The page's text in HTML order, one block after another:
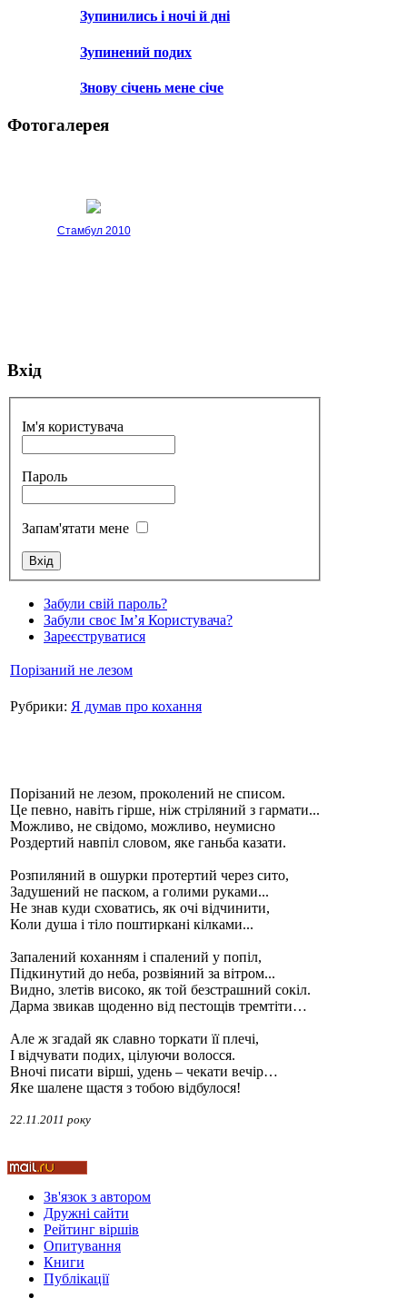
Зупинились і ночі й дні
Зупинений подих
Знову січень мене січе
Фотогалерея
Стамбул 2010
Стамбул 2010
Стамбул 2010
Стамбул 2010
Вхід
Ім'я користувача
Пароль
Запам'ятати мене
Забули свій пароль?
Забули своє Ім’я Користувача?
Зареєструватися
Порізаний не лезом
Рубрики: Я думав про кохання
Порізаний не лезом, проколений не списом.
Це певно, навіть гірше, ніж стріляний з гармати...
Можливо, не свідомо, можливо, неумисно
Роздертий навпіл словом, яке ганьба казати.
Розпиляний в ошурки протертий через сито,
Задушений не паском, а голими руками...
Не знав куди сховатись, як очі відчинити,
Коли душа і тіло поштиркані кілками...
Запалений коханням і спалений у попіл,
Підкинутий до неба, розвіяний за вітром...
Видно, злетів високо, як той безстрашний сокіл.
Дарма звикав щоденно від пестощів тремтіти…
Але ж згадай як славно торкати її плечі,
І відчувати подих, цілуючи волосся.
Вночі писати вірші, удень – чекати вечір…
Яке шалене щастя з тобою відбулося!
22.11.2011 року
Зв'язок з автором
Дружні cайти
Рейтинг віршів
Опитування
Книги
Публікації